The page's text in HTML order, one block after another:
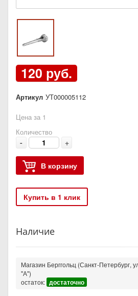
120 руб.
Артикул УТ000005112
Цена за 1
Количество
- +
В корзину
Купить в 1 клик
Наличие
Магазин Берггольц (Санкт-Петербург,
"А")
остаток: достаточно